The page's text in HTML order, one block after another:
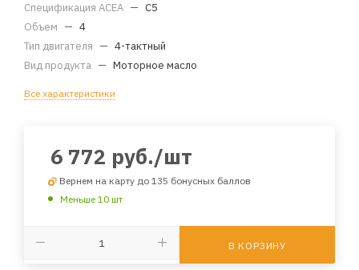
Спецификация ACEA — C5
Объем — 4
Тип двигателя — 4-тактный
Вид продукта — Моторное масло
Все характеристики
6 772 руб./шт
Вернем на карту до 135 бонусных баллов
Меньше 10 шт
В КОРЗИНУ